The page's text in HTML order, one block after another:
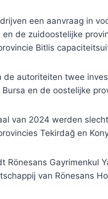
een aanvraag in
de zuidoostelijke
Bitlis
de autoriteiten twee
en de oostelijke
van 2024 werden
Tekirdağ en
Rönesans Gayrimenkul
van Rönesans